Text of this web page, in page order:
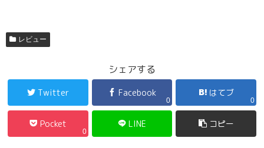
レビュー
シェアする
Twitter Facebook
0
はてブ
0
Pocket
0
LINE コピー